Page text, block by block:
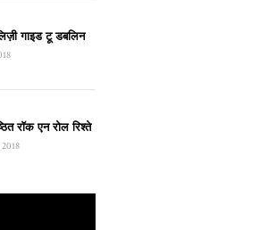
गाइड टू डबलिन
रॉक एन रोल रिश्ते
2018